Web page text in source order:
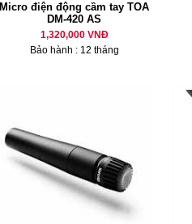
Micro điện động cầm tay TOA
DM-420 AS
1,320,000 VNĐ
Bảo hành : 12 tháng